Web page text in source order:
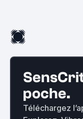
poche.
Téléchargez